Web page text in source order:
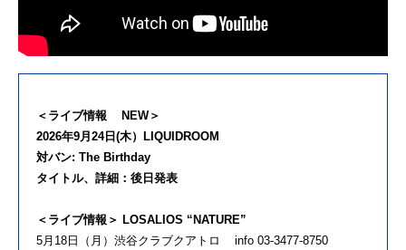
＜ライブ情報 NEW＞
2026年9⽉24⽇(⽊）LIQUIDROOM
対バン: The Birthday
タイトル、詳細：後⽇発表
＜ライブ情報＞ LOSALIOS “NATURE”
5⽉18⽇（⽉）渋⾕クラブクアトロ info 03-3477-8750